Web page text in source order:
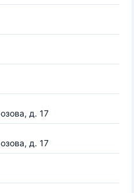
д. 17
д. 17